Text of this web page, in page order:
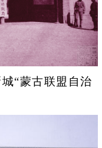
“蒙古联盟自治